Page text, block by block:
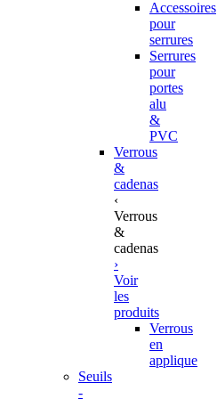
Accessoires
pour
serrures
Serrures
pour
portes
alu
&
PVC
Verrous
&
cadenas
‹
Verrous
&
cadenas
›
Voir
les
produits
Verrous
en
applique
Seuils
-